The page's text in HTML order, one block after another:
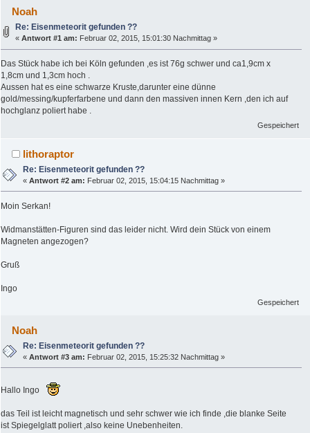
Noah
Re: Eisenmeteorit gefunden ??
«Antwort #1 am: Februar 02, 2015, 15:01:30 Nachmittag »
Das Stück habe ich bei Köln gefunden ,es ist 76g schwer und ca1,9cm x
1,8cm und 1,3cm hoch .
Aussen hat es eine schwarze Kruste,darunter eine dünne
gold/messing/kupferfarbene und dann den massiven innen Kern ,den ich auf
hochglanz poliert habe .
Gespeichert
lithoraptor
Re: Eisenmeteorit gefunden ??
«Antwort #2 am: Februar 02, 2015, 15:04:15 Nachmittag »
Moin Serkan!
Widmanstätten-Figuren sind das leider nicht. Wird dein Stück von einem
Magneten angezogen?
Gruß
Ingo
Gespeichert
Noah
Re: Eisenmeteorit gefunden ??
«Antwort #3 am: Februar 02, 2015, 15:25:32 Nachmittag »
Hallo Ingo
das Teil ist leicht magnetisch und sehr schwer wie ich finde ,die blanke Seite
ist Spiegelglatt poliert ,also keine Unebenheiten.